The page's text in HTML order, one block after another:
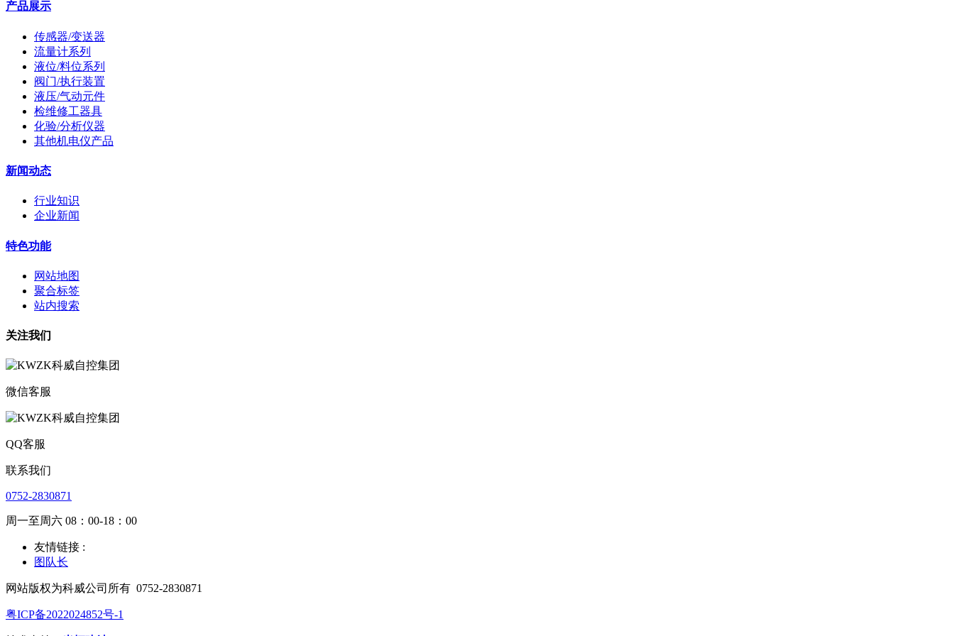
产品展示
传感器/变送器
流量计系列
液位/料位系列
阀门/执行装置
液压/气动元件
检维修工器具
化验/分析仪器
其他机电仪产品
新闻动态
行业知识
企业新闻
特色功能
网站地图
聚合标签
站内搜索
关注我们
微信客服
QQ客服
联系我们
0752-2830871
周一至周六 08：00-18：00
友情链接 :
图队长
网站版权为科威公司所有 0752-2830871
粤ICP备2022024852号-1